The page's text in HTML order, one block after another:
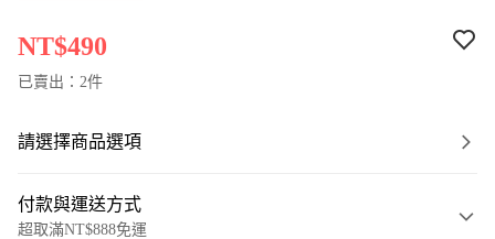
NT$490
已賣出：2件
請選擇商品選項
付款與運送方式
超取滿NT$888免運